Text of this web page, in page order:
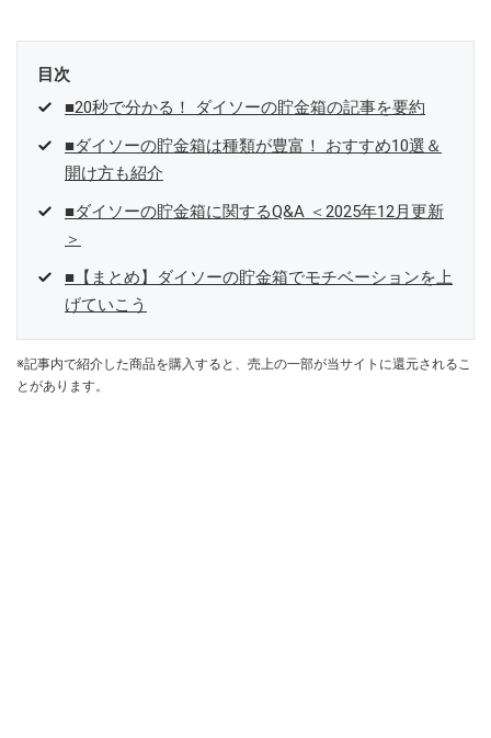
目次
■20秒で分かる！ ダイソーの貯金箱の記事を要約
■ダイソーの貯金箱は種類が豊富！ おすすめ10選＆
開け方も紹介
■ダイソーの貯金箱に関するQ&A ＜2025年12月更新
＞
■【まとめ】ダイソーの貯金箱でモチベーションを上
げていこう
※記事内で紹介した商品を購入すると、売上の一部が当サイトに還元されるこ
とがあります。